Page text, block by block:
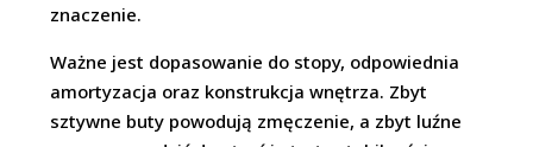
znaczenie.
Ważne jest dopasowanie do stopy, odpowiednia
amortyzacja oraz konstrukcja wnętrza. Zbyt
sztywne buty powodują zmęczenie, a zbyt luźne